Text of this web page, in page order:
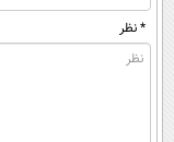
* نظر